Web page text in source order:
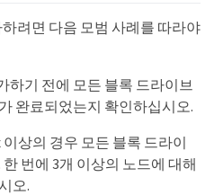
려면 다음 모범 사례를 따라야
하기 전에 모든 블록 드라이브
완료되었는지 확인하십시오.
상의 경우 모든 블록 드라이
번에 3개 이상의 노드에 대해
오.